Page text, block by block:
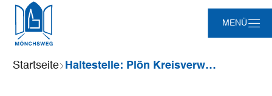
MENÜ
Sie
sind
Startseite Haltestelle: Plön Kreisverwaltung